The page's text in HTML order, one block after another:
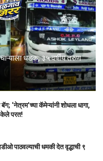
धडक; ३५ वर्षीय तरुण
बॅग; ‘नेत्रम’च्या कॅमेऱ्यांनी शोधला धागा,
केले परत!
पाठवल्याची धमकी देत वृद्धाची ९